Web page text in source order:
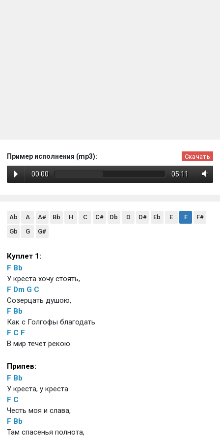
Пример исполнения (mp3): Скачать
00:00 05:11
Ab A A# Bb H C C# Db D D# Eb E F
F#
Gb
G G#
Куплет 1:
F Bb
У креста хочу стоять,
F Dm G C
Созерцать душою,
F Bb
Как с Голгофы благодать
F C F
В мир течет рекою.
Припев:
F Bb
У креста, у креста
F C
Честь моя и слава,
F Bb
Там спасенья полнота,